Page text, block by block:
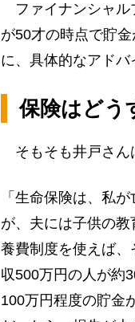
ファイナンシャル
が50才の時点で貯
に、具体的なアドバ
保険はどう
そもそも井戸さん
「生命保険は、私
が、夫には子供の
養費制度を使えば
収500万円の人が約
100万円程度の貯金